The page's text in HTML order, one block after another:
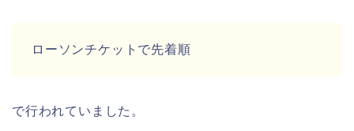
ローソンチケットで先着順
で行われていました。